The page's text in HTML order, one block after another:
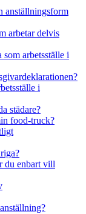
anställningsform
arbetar delvis
arbetsställe i
i
städare?
food-truck?
du enbart vill